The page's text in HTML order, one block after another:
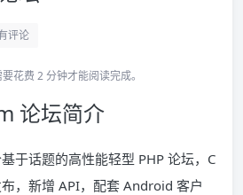
评论
花费 2 分钟才能阅读完成。
论坛简介
于话题的高性能轻型 PHP 论坛，C
，新增 API，配套 Android 客户